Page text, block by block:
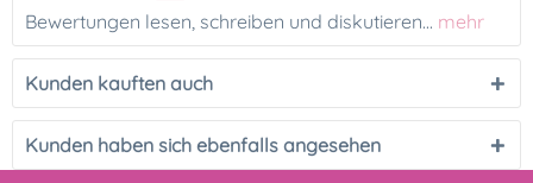
Bewertungen lesen, schreiben und diskutieren... mehr
Kunden kauften auch
Kunden haben sich ebenfalls angesehen